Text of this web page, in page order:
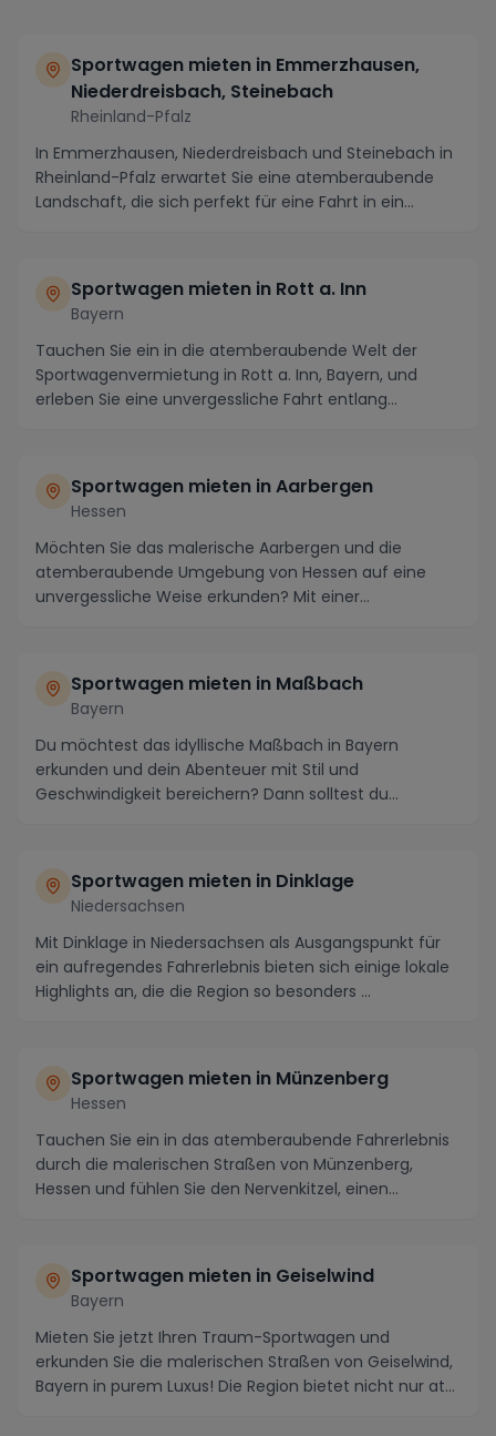
Sportwagen mieten in Emmerzhausen,
Niederdreisbach, Steinebach
Rheinland-Pfalz
In Emmerzhausen, Niederdreisbach und Steinebach in
Rheinland-Pfalz erwartet Sie eine atemberaubende
Landschaft, die sich perfekt für eine Fahrt in ein...
Sportwagen mieten in Rott a. Inn
Bayern
Tauchen Sie ein in die atemberaubende Welt der
Sportwagenvermietung in Rott a. Inn, Bayern, und
erleben Sie eine unvergessliche Fahrt entlang
Sportwagen mieten in Aarbergen
Hessen
Möchten Sie das malerische Aarbergen und die
atemberaubende Umgebung von Hessen auf eine
unvergessliche Weise erkunden? Mit einer
Sportwagen mieten in Maßbach
Bayern
Du möchtest das idyllische Maßbach in Bayern
erkunden und dein Abenteuer mit Stil und
Geschwindigkeit bereichern? Dann solltest du
Sportwagen mieten in Dinklage
Niedersachsen
Mit Dinklage in Niedersachsen als Ausgangspunkt für
ein aufregendes Fahrerlebnis bieten sich einige lokale
Highlights an, die die Region so besonders ...
Sportwagen mieten in Münzenberg
Hessen
Tauchen Sie ein in das atemberaubende Fahrerlebnis
durch die malerischen Straßen von Münzenberg,
Hessen und fühlen Sie den Nervenkitzel, einen
Sportwagen mieten in Geiselwind
Bayern
Mieten Sie jetzt Ihren Traum-Sportwagen und
erkunden Sie die malerischen Straßen von Geiselwind,
Bayern in purem Luxus! Die Region bietet nicht nur at...